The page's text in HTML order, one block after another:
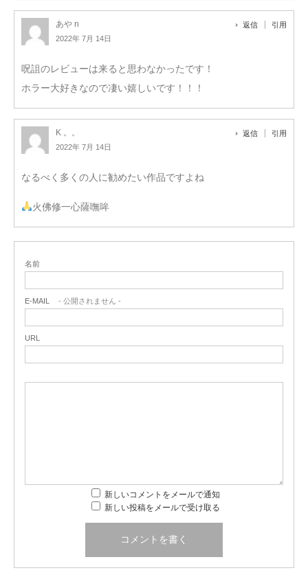
あや n
2022年 7月 14日
返信 引用
呪詛のレビューは来ると思わなかったです！
ホラー大好きなので凄い嬉しいです！！！
K 。。
2022年 7月 14日
返信 引用
なるべく多くの人に勧めたい作品ですよね
火佛修一心薩嘸哞
名前
E-MAIL - 公開されません -
URL
新しいコメントをメールで通知
新しい投稿をメールで受け取る